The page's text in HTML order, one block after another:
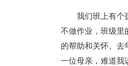
我们班上有个
不做作业，班级里
的帮助和关怀。去
一位母亲，难道我